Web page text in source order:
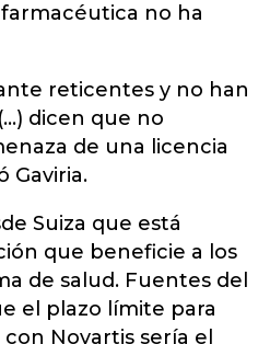
no ha
reticentes y no han
dicen que no
de una licencia
Gaviria.
Suiza que está
que beneficie a los
de salud. Fuentes del
el plazo límite para
Novartis sería el